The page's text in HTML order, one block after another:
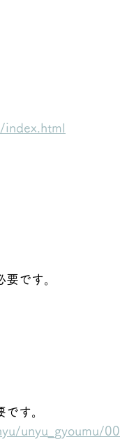
index.html
です。
す。
unyu_gyoumu/